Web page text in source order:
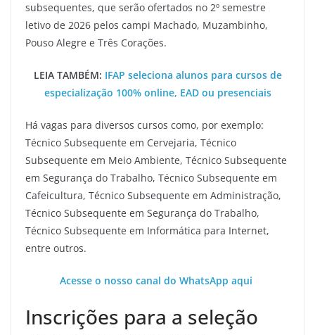
subsequentes, que serão ofertados no 2º semestre
letivo de 2026 pelos campi Machado, Muzambinho,
Pouso Alegre e Três Corações.
LEIA TAMBÉM: IFAP seleciona alunos para cursos de
especialização 100% online, EAD ou presenciais
Há vagas para diversos cursos como, por exemplo:
Técnico Subsequente em Cervejaria, Técnico
Subsequente em Meio Ambiente, Técnico Subsequente
em Segurança do Trabalho, Técnico Subsequente em
Cafeicultura, Técnico Subsequente em Administração,
Técnico Subsequente em Segurança do Trabalho,
Técnico Subsequente em Informática para Internet,
entre outros.
Acesse o nosso canal do WhatsApp aqui
Inscrições para a seleção